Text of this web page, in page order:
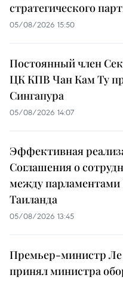
стратегического
05/08/2026 15:50
Постоянный член
ЦК КПВ Чан Кам Ту
Сингапура
05/08/2026 14:07
Эффективная
Соглашения о
между парламентами
Таиланда
05/08/2026 13:45
Премьер-министр
принял министра